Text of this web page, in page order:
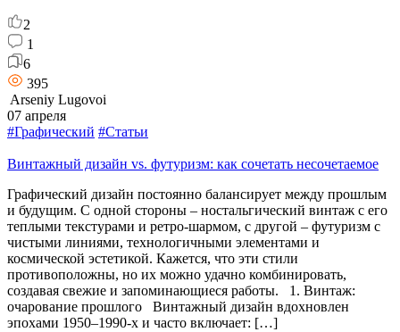
2
1
6
395
Arseniy Lugovoi
07 апреля
#Графический #Статьи
Винтажный дизайн vs. футуризм: как сочетать несочетаемое
Графический дизайн постоянно балансирует между прошлым
и будущим. С одной стороны – ностальгический винтаж с его
теплыми текстурами и ретро-шармом, с другой – футуризм с
чистыми линиями, технологичными элементами и
космической эстетикой. Кажется, что эти стили
противоположны, но их можно удачно комбинировать,
создавая свежие и запоминающиеся работы. 1. Винтаж:
очарование прошлого Винтажный дизайн вдохновлен
эпохами 1950–1990-х и часто включает: […]